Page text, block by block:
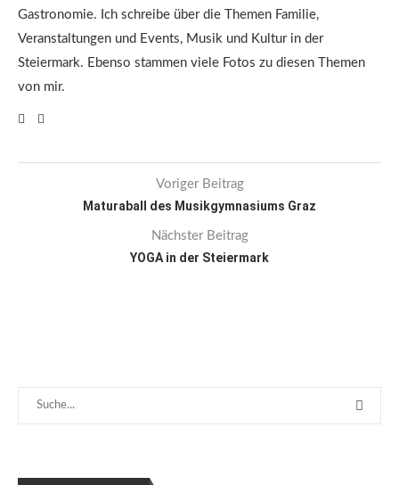
Gastronomie. Ich schreibe über die Themen Familie,
Veranstaltungen und Events, Musik und Kultur in der
Steiermark. Ebenso stammen viele Fotos zu diesen Themen
von mir.
Voriger Beitrag
Maturaball des Musikgymnasiums Graz
Nächster Beitrag
YOGA in der Steiermark